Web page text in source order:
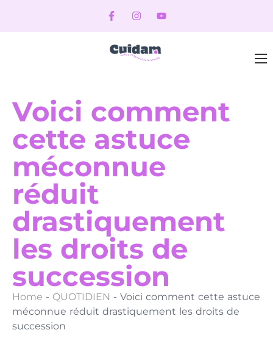
Voici comment
cette astuce
méconnue
réduit
drastiquement
les droits de
succession
Home - QUOTIDIEN - Voici comment cette astuce
méconnue réduit drastiquement les droits de
succession